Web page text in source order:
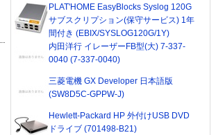
PLAT'HOME EasyBlocks Syslog 120G
サブスクリプション(保守サービス) 1年
間付き (EBIX/SYSLOG120G/1Y)
内田洋行 イレーザーFB型(大) 7-337-
0040 (7-337-0040)
三菱電機 GX Developer 日本語版
(SW8D5C-GPPW-J)
Hewlett-Packard HP 外付けUSB DVD
ドライブ (701498-B21)